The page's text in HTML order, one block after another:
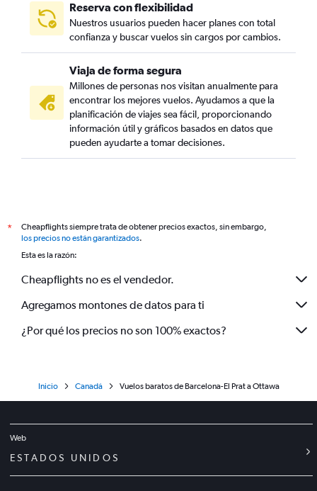
Reserva con flexibilidad
Nuestros usuarios pueden hacer planes con total
confianza y buscar vuelos sin cargos por cambios.
Viaja de forma segura
Millones de personas nos visitan anualmente para
encontrar los mejores vuelos. Ayudamos a que la
planificación de viajes sea fácil, proporcionando
información útil y gráficos basados en datos que
pueden ayudarte a tomar decisiones.
*
Cheapflights siempre trata de obtener precios exactos, sin embargo,
los precios no están garantizados.
Esta es la razón:
Cheapflights no es el vendedor.
Agregamos montones de datos para ti
¿Por qué los precios no son 100% exactos?
Inicio Canadá Vuelos baratos de Barcelona-El Prat a Ottawa
Web
ESTADOS UNIDOS